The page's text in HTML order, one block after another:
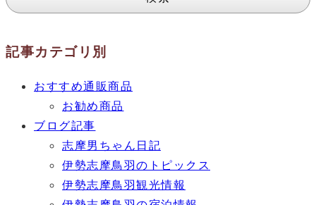
記事カテゴリ別
おすすめ通販商品
お勧め商品
ブログ記事
志摩男ちゃん日記
伊勢志摩鳥羽のトピックス
伊勢志摩鳥羽観光情報